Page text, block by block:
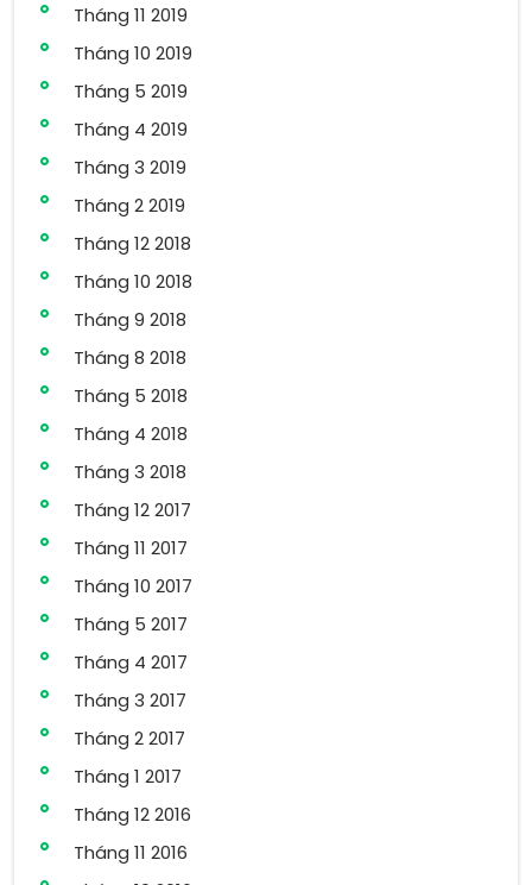
Tháng 11 2019
Tháng 10 2019
Tháng 5 2019
Tháng 4 2019
Tháng 3 2019
Tháng 2 2019
Tháng 12 2018
Tháng 10 2018
Tháng 9 2018
Tháng 8 2018
Tháng 5 2018
Tháng 4 2018
Tháng 3 2018
Tháng 12 2017
Tháng 11 2017
Tháng 10 2017
Tháng 5 2017
Tháng 4 2017
Tháng 3 2017
Tháng 2 2017
Tháng 1 2017
Tháng 12 2016
Tháng 11 2016